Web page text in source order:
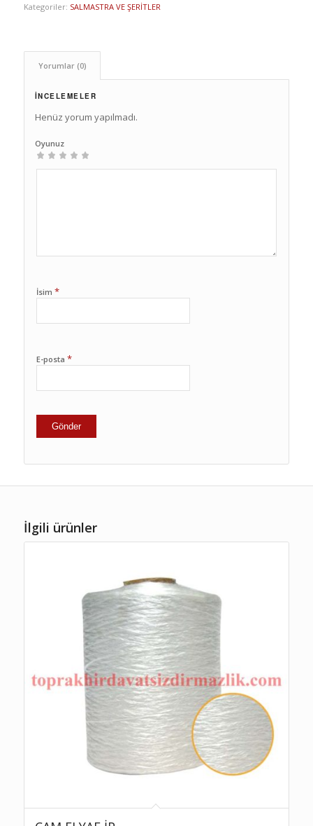
Kategoriler: SALMASTRA VE ŞERİTLER
Yorumlar (0)
İNCELEMELER
Henüz yorum yapılmadı.
Oyunuz
1
2
3
4
5
İsim *
E-posta *
İlgili ürünler